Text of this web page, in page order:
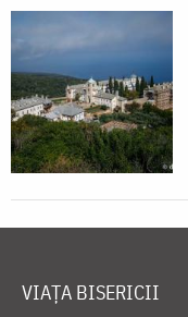
VIAȚA BISERICII